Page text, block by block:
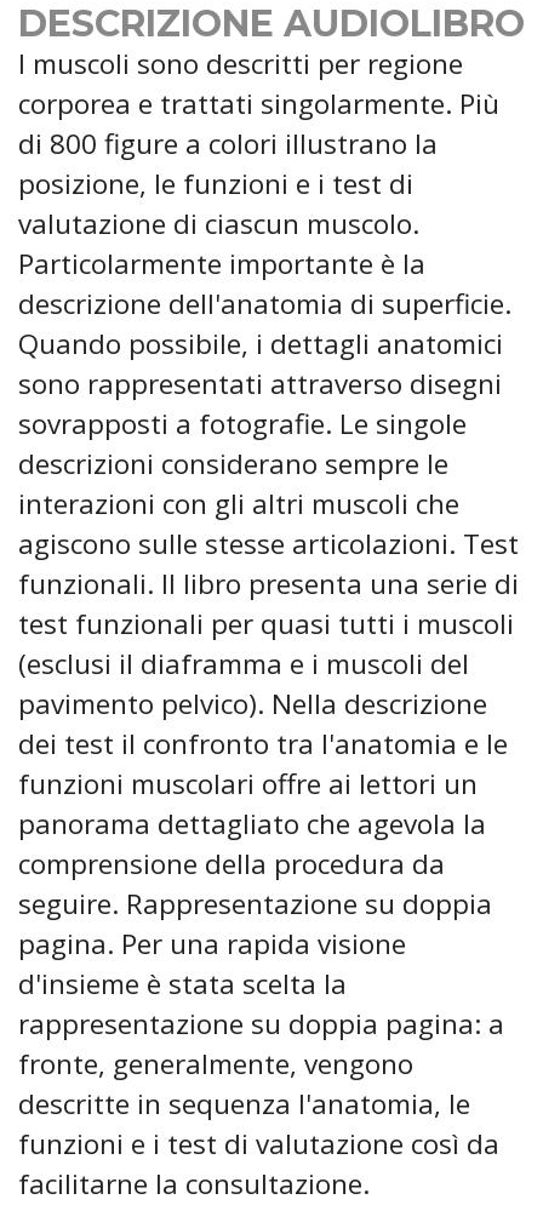
DESCRIZIONE AUDIOLIBRO
I muscoli sono descritti per regione
corporea e trattati singolarmente. Più
di 800 figure a colori illustrano la
posizione, le funzioni e i test di
valutazione di ciascun muscolo.
Particolarmente importante è la
descrizione dell'anatomia di superficie.
Quando possibile, i dettagli anatomici
sono rappresentati attraverso disegni
sovrapposti a fotografie. Le singole
descrizioni considerano sempre le
interazioni con gli altri muscoli che
agiscono sulle stesse articolazioni. Test
funzionali. Il libro presenta una serie di
test funzionali per quasi tutti i muscoli
(esclusi il diaframma e i muscoli del
pavimento pelvico). Nella descrizione
dei test il confronto tra l'anatomia e le
funzioni muscolari offre ai lettori un
panorama dettagliato che agevola la
comprensione della procedura da
seguire. Rappresentazione su doppia
pagina. Per una rapida visione
d'insieme è stata scelta la
rappresentazione su doppia pagina: a
fronte, generalmente, vengono
descritte in sequenza l'anatomia, le
funzioni e i test di valutazione così da
facilitarne la consultazione.